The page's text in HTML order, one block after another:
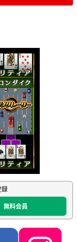
無料会員